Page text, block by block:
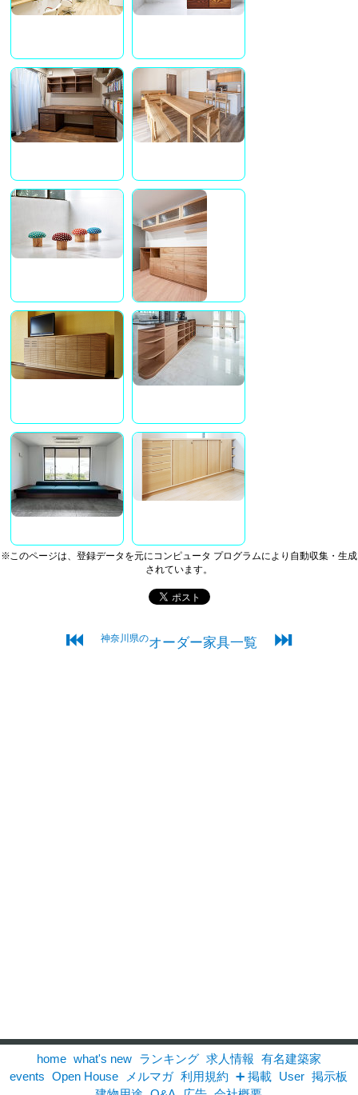
※このページは、登録データを元にコンピュータ プログラムにより自動収集・生成
されています。
⏮ 神奈川県のオーダー家具一覧 ⏭
home what's new ランキング 求人情報 有名建築家
events
Open House メルマガ 利用規約 ➕ 掲載 User 掲示板